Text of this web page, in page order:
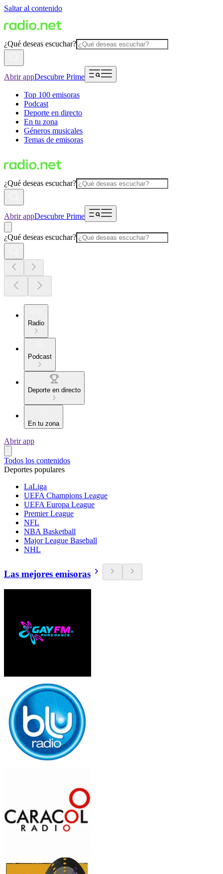
Saltar al contenido
¿Qué deseas escuchar?
Abrir appDescubre Prime
Top 100 emisoras
Podcast
Deporte en directo
En tu zona
Géneros musicales
Temas de emisoras
¿Qué deseas escuchar?
Abrir appDescubre Prime
¿Qué deseas escuchar?
Radio
Podcast
Deporte en directo
En tu zona
Abrir app
Todos los contenidos
Deportes populares
LaLiga
UEFA Champions League
UEFA Europa League
Premier League
NFL
NBA Basketball
Major League Baseball
NHL
Las mejores emisoras